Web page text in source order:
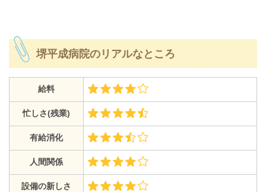
堺平成病院のリアルなところ
給料
忙しさ(残業)
有給消化
人間関係
設備の新しさ